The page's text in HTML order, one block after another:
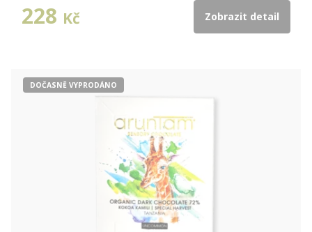
228 Kč Zobrazit detail
DOČASNĚ VYPRODÁNO